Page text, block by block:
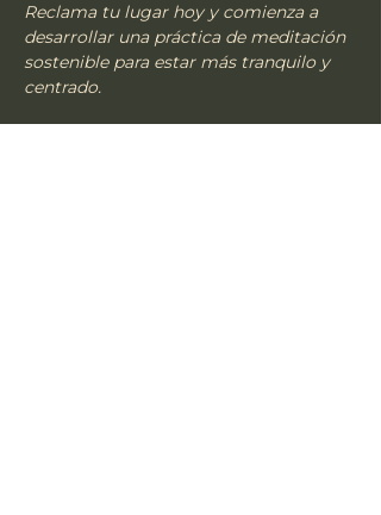
Reclama tu lugar hoy y comienza a
desarrollar una práctica de meditación
sostenible para estar más tranquilo y
centrado.